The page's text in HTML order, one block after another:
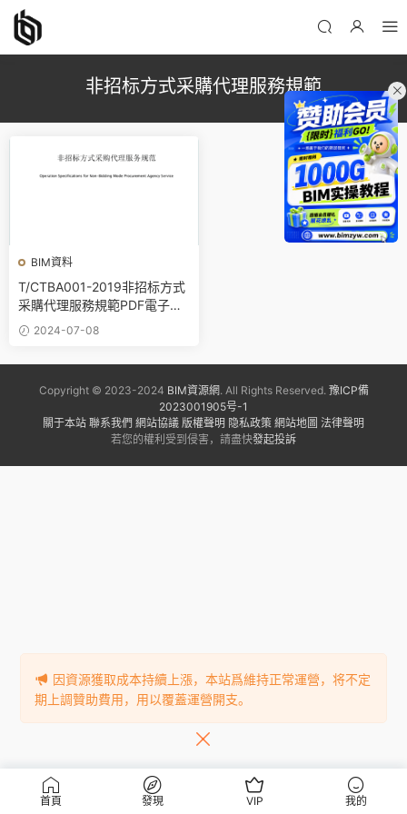
非招标方式采購代理服務規範
BIM資料
T/CTBA001-2019非招标方式
采購代理服務規範PDF電子版
百度網盤下載
2024-07-08
Copyright © 2023-2024 BIM資源網. All Rights Reserved. 豫ICP備
2023001905号-1
關于本站 聯系我們 網站協議 版權聲明 隐私政策 網站地圖 法律聲明
若您的權利受到侵害，請盡快發起投訴
首頁 發現 VIP 我的
因資源獲取成本持續上漲，本站爲維持正常運營，将不定
期上調贊助費用，用以覆蓋運營開支。